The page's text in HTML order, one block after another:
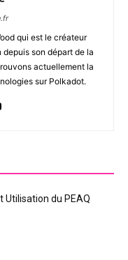
qui est le créateur
son départ de la
actuellement la
sur Polkadot.
Utilisation du PEAQ